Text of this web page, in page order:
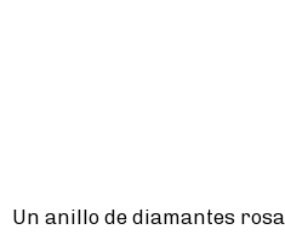
Un anillo de diamantes